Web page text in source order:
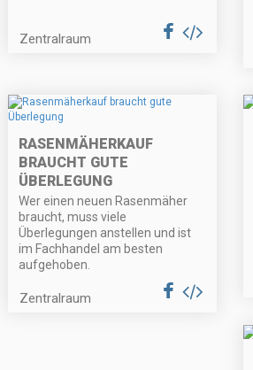
Zentralraum
RASENMÄHERKAUF
BRAUCHT GUTE
ÜBERLEGUNG
Wer einen neuen Rasenmäher
braucht, muss viele
Überlegungen anstellen und ist
im Fachhandel am besten
aufgehoben.
Zentralraum